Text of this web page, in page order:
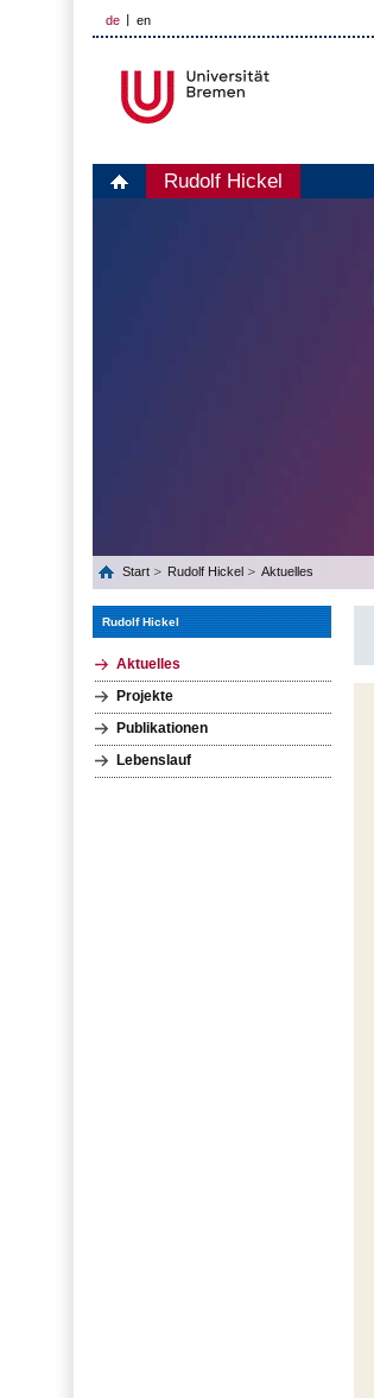
de en
Rudolf Hickel
Start Rudolf Hickel Aktuelles
Rudolf Hickel
Aktuelles
Projekte
Publikationen
Lebenslauf